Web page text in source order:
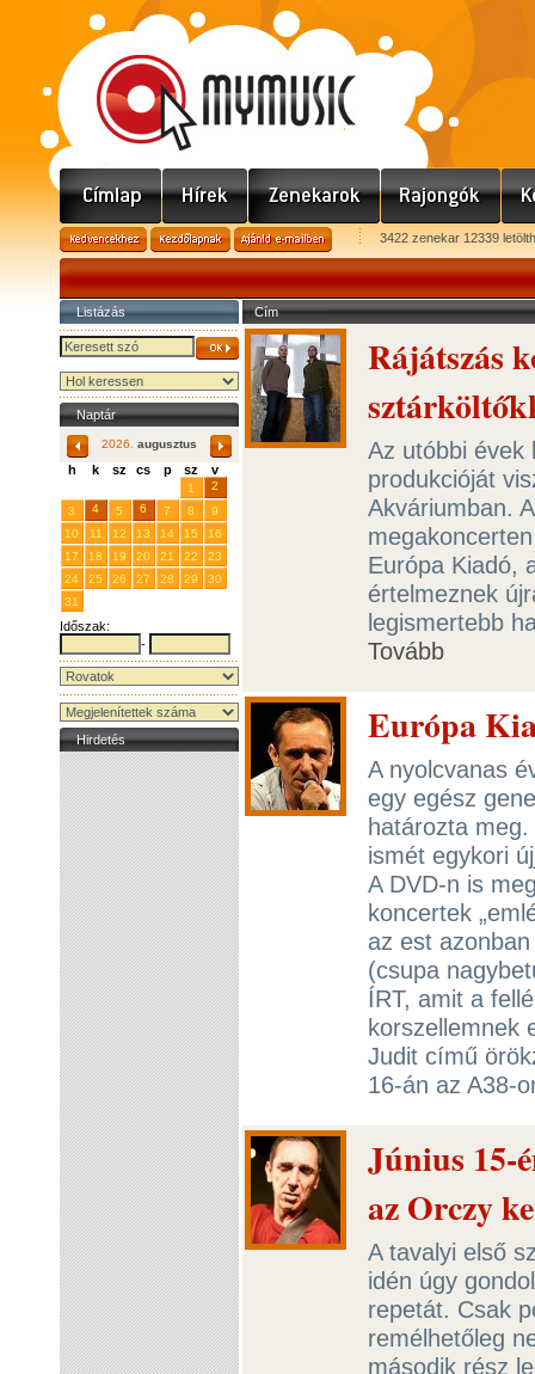
3422 zenekar 12339
Listázás
Naptár
2026. augusztus
h k sz cs p sz v
1
2
3
4 5 6 7 8
9
10
11 12 13 14 15
16
17
18 19 20 21 22
23
24
25 26 27 28 29
30
31
Időszak:
-
Hirdetés
Cím
Rájátszás
Az utóbbi évek
produkcióját
Akváriumban.
Európa Kiadó,
értelmeznek
legismertebb
Tovább
Európa
A nyolcvanas
egy egész
határozta
ismét egykori
A DVD-n is
koncertek
az est
(csupa
ÍRT, amit a
korszellemnek
Judit című
16-án az A38-
Június 15-
az Orczy
A tavalyi első
idén úgy
repetát. Csak
remélhetőleg
második rész